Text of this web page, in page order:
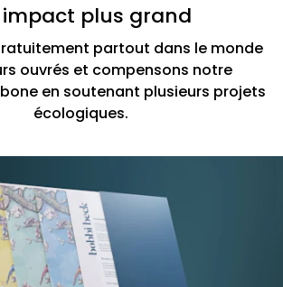
impact plus grand
partout dans le monde
ouvrés et compensons notre
en soutenant plusieurs projets
écologiques.